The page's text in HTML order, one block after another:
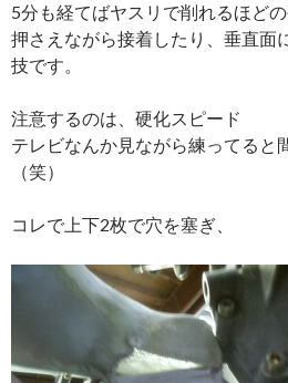
5分も経てばヤスリで削れるほどの
押さえながら接着したり、垂直面
技です。
注意するのは、硬化スピード
テレビなんか見ながら練ってると
（笑）
コレで上下2枚で穴を塞ぎ、